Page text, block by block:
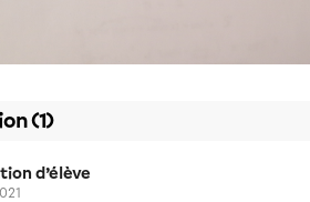
(1)
d’élève